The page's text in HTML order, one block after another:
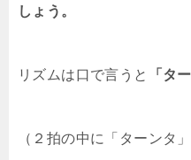
しょう。
リズムは口で言うと 「タ
（２拍の中に「ターンタ